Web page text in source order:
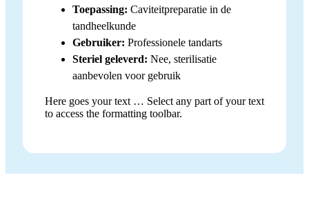
Toepassing: Caviteitpreparatie in de
tandheelkunde
Gebruiker: Professionele tandarts
Steriel geleverd: Nee, sterilisatie
aanbevolen voor gebruik
Here goes your text … Select any part of your text
to access the formatting toolbar.